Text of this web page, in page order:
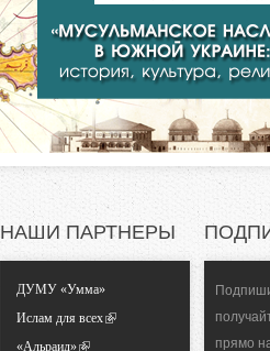
НАШИ ПАРТНЕРЫ
ДУМУ «Умма»
Ислам для всех
«Альраид»
прямо